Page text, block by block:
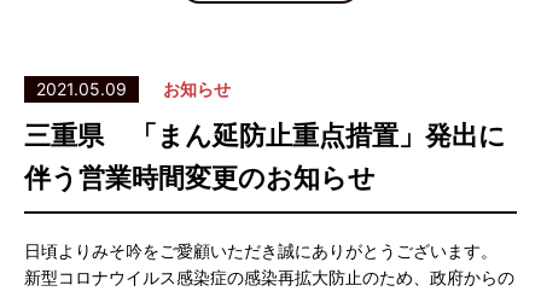
2021.05.09 お知らせ
三重県 「まん延防止重点措置」発出に
伴う営業時間変更のお知らせ
日頃よりみそ吟をご愛顧いただき誠にありがとうございます。
新型コロナウイルス感染症の感染再拡大防止のため、政府からの